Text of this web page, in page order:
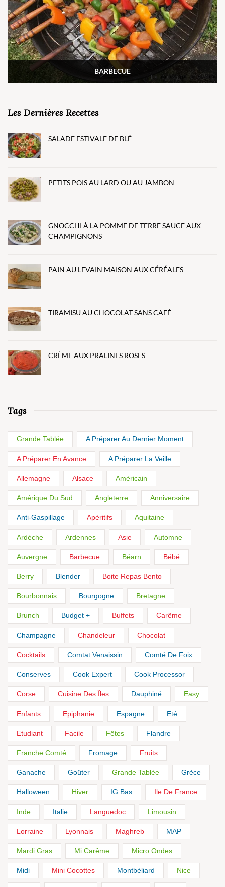
BARBECUE
Les Dernières Recettes
SALADE ESTIVALE DE BLÉ
PETITS POIS AU LARD OU AU JAMBON
GNOCCHI À LA POMME DE TERRE SAUCE AUX
CHAMPIGNONS
PAIN AU LEVAIN MAISON AUX CÉRÉALES
TIRAMISU AU CHOCOLAT SANS CAFÉ
CRÈME AUX PRALINES ROSES
Tags
Grande Tablée A Préparer Au Dernier Moment
A Préparer En Avance A Préparer La Veille
Allemagne Alsace Américain
Amérique Du Sud Angleterre Anniversaire
Anti-Gaspillage Apéritifs Aquitaine
Ardèche Ardennes Asie Automne
Auvergne Barbecue Béarn Bébé
Berry Blender Boite Repas Bento
Bourbonnais Bourgogne Bretagne
Brunch Budget + Buffets Carême
Champagne Chandeleur Chocolat
Cocktails Comtat Venaissin Comté De Foix
Conserves Cook Expert Cook Processor
Corse Cuisine Des Îles Dauphiné Easy
Enfants Epiphanie Espagne Eté
Etudiant Facile Fêtes Flandre
Franche Comté Fromage Fruits
Ganache Goûter Grande Tablée Grèce
Halloween Hiver IG Bas Ile De France
Inde Italie Languedoc Limousin
Lorraine Lyonnais Maghreb MAP
Mardi Gras Mi Carême Micro Ondes
Midi Mini Cocottes Montbéliard Nice